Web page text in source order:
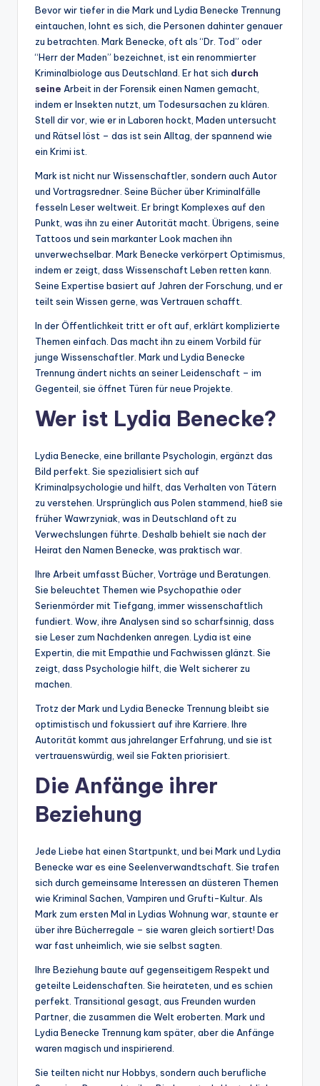
Bevor wir tiefer in die Mark und Lydia Benecke Trennung
eintauchen, lohnt es sich, die Personen dahinter genauer
zu betrachten. Mark Benecke, oft als “Dr. Tod” oder
“Herr der Maden” bezeichnet, ist ein renommierter
Kriminalbiologe aus Deutschland. Er hat sich durch
seine Arbeit in der Forensik einen Namen gemacht,
indem er Insekten nutzt, um Todesursachen zu klären.
Stell dir vor, wie er in Laboren hockt, Maden untersucht
und Rätsel löst – das ist sein Alltag, der spannend wie
ein Krimi ist.
Mark ist nicht nur Wissenschaftler, sondern auch Autor
und Vortragsredner. Seine Bücher über Kriminalfälle
fesseln Leser weltweit. Er bringt Komplexes auf den
Punkt, was ihn zu einer Autorität macht. Übrigens, seine
Tattoos und sein markanter Look machen ihn
unverwechselbar. Mark Benecke verkörpert Optimismus,
indem er zeigt, dass Wissenschaft Leben retten kann.
Seine Expertise basiert auf Jahren der Forschung, und er
teilt sein Wissen gerne, was Vertrauen schafft.
In der Öffentlichkeit tritt er oft auf, erklärt komplizierte
Themen einfach. Das macht ihn zu einem Vorbild für
junge Wissenschaftler. Mark und Lydia Benecke
Trennung ändert nichts an seiner Leidenschaft – im
Gegenteil, sie öffnet Türen für neue Projekte.
Wer ist Lydia Benecke?
Lydia Benecke, eine brillante Psychologin, ergänzt das
Bild perfekt. Sie spezialisiert sich auf
Kriminalpsychologie und hilft, das Verhalten von Tätern
zu verstehen. Ursprünglich aus Polen stammend, hieß sie
früher Wawrzyniak, was in Deutschland oft zu
Verwechslungen führte. Deshalb behielt sie nach der
Heirat den Namen Benecke, was praktisch war.
Ihre Arbeit umfasst Bücher, Vorträge und Beratungen.
Sie beleuchtet Themen wie Psychopathie oder
Serienmörder mit Tiefgang, immer wissenschaftlich
fundiert. Wow, ihre Analysen sind so scharfsinnig, dass
sie Leser zum Nachdenken anregen. Lydia ist eine
Expertin, die mit Empathie und Fachwissen glänzt. Sie
zeigt, dass Psychologie hilft, die Welt sicherer zu
machen.
Trotz der Mark und Lydia Benecke Trennung bleibt sie
optimistisch und fokussiert auf ihre Karriere. Ihre
Autorität kommt aus jahrelanger Erfahrung, und sie ist
vertrauenswürdig, weil sie Fakten priorisiert.
Die Anfänge ihrer
Beziehung
Jede Liebe hat einen Startpunkt, und bei Mark und Lydia
Benecke war es eine Seelenverwandtschaft. Sie trafen
sich durch gemeinsame Interessen an düsteren Themen
wie Kriminal Sachen, Vampiren und Grufti-Kultur. Als
Mark zum ersten Mal in Lydias Wohnung war, staunte er
über ihre Bücherregale – sie waren gleich sortiert! Das
war fast unheimlich, wie sie selbst sagten.
Ihre Beziehung baute auf gegenseitigem Respekt und
geteilte Leidenschaften. Sie heirateten, und es schien
perfekt. Transitional gesagt, aus Freunden wurden
Partner, die zusammen die Welt eroberten. Mark und
Lydia Benecke Trennung kam später, aber die Anfänge
waren magisch und inspirierend.
Sie teilten nicht nur Hobbys, sondern auch berufliche